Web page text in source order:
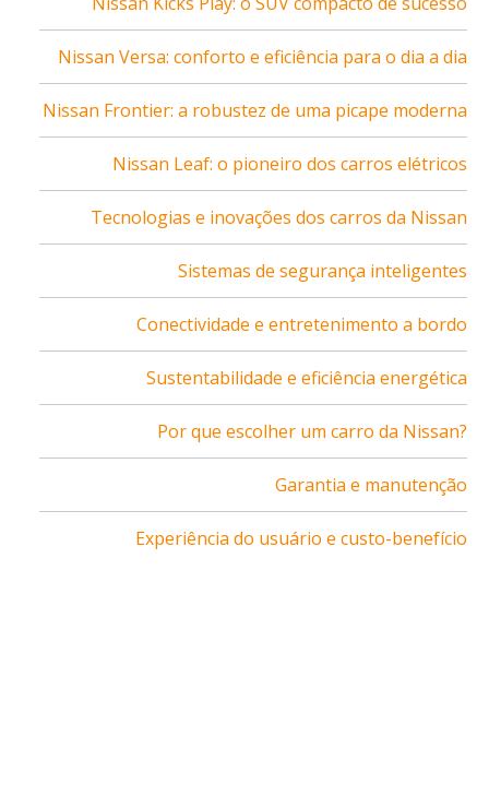
Nissan Versa: conforto e eficiência para o dia a dia
Nissan Frontier: a robustez de uma picape moderna
Nissan Leaf: o pioneiro dos carros elétricos
Tecnologias e inovações dos carros da Nissan
Sistemas de segurança inteligentes
Conectividade e entretenimento a bordo
Sustentabilidade e eficiência energética
Por que escolher um carro da Nissan?
Garantia e manutenção
Experiência do usuário e custo-benefício